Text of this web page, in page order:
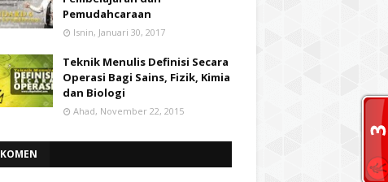
Pemudahcaraan
Isnin, Januari 30, 2017
Teknik Menulis Definisi Secara
Operasi Bagi Sains, Fizik, Kimia
dan Biologi
Ahad, November 22, 2015
KOMEN